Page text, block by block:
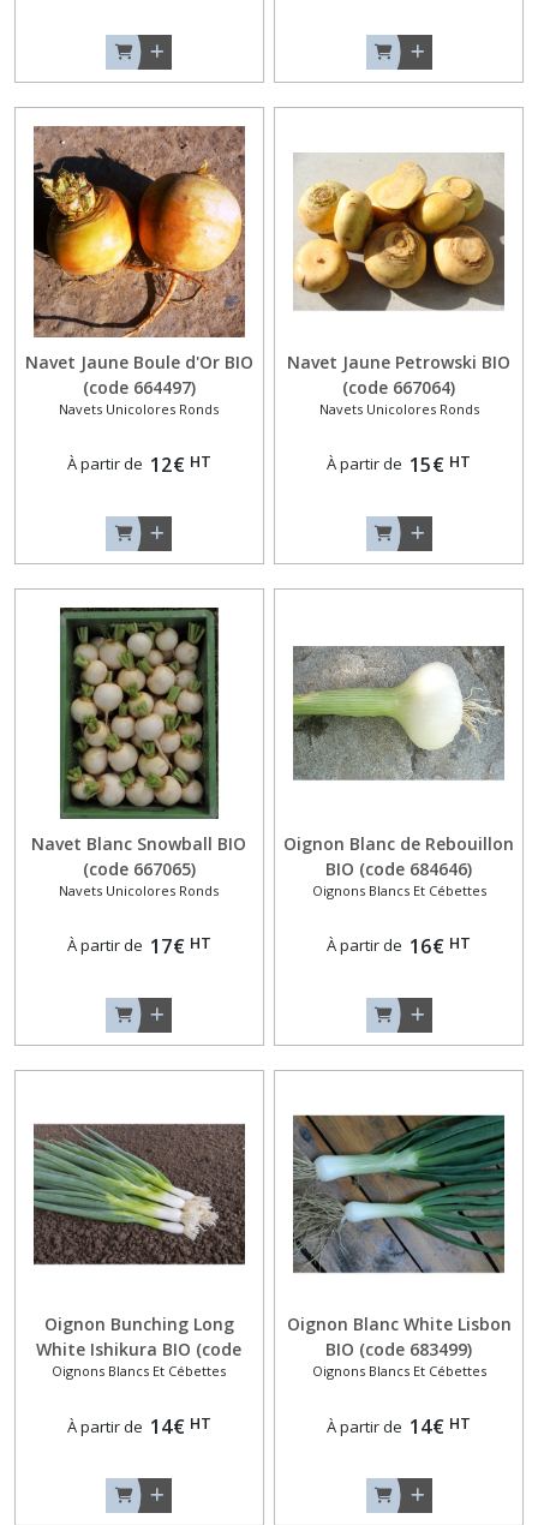
Navet Jaune Boule d'Or BIO
(code 664497)
Navets Unicolores Ronds
À partir de 12€ HT
Navet Jaune Petrowski BIO
(code 667064)
Navets Unicolores Ronds
À partir de 15€ HT
Navet Blanc Snowball BIO
(code 667065)
Navets Unicolores Ronds
À partir de 17€ HT
Oignon Blanc de Rebouillon
BIO (code 684646)
Oignons Blancs Et Cébettes
À partir de 16€ HT
Oignon Bunching Long
White Ishikura BIO (code
687397)
Oignons Blancs Et Cébettes
À partir de 14€ HT
Oignon Blanc White Lisbon
BIO (code 683499)
Oignons Blancs Et Cébettes
À partir de 14€ HT